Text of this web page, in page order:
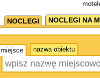
NOCLEGI NOCLEGI NA
miejsce nazwa obiektu